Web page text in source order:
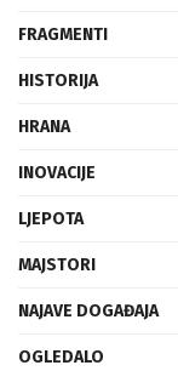
FRAGMENTI
HISTORIJA
HRANA
INOVACIJE
LJEPOTA
MAJSTORI
NAJAVE DOGAĐAJA
OGLEDALO